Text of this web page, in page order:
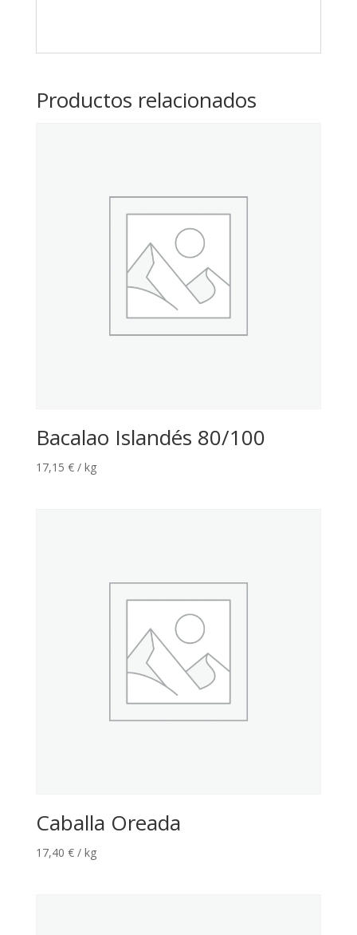
Productos relacionados
Bacalao Islandés 80/100
17,15 € / kg
Caballa Oreada
17,40 € / kg